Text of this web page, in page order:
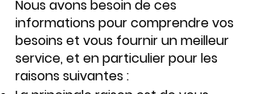
Nous avons besoin de ces
informations pour comprendre vos
besoins et vous fournir un meilleur
service, et en particulier pour les
raisons suivantes :